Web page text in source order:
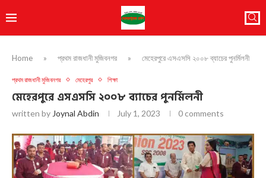
Home » প্রথম রাজধানী মুজিবনগর » মেহেরপুরে এসএসসি ২০০৮ ব্যাচের পুনর্মিলনী
প্রথম রাজধানী মুজিবনগর মেহেরপুর শিক্ষা
মেহেরপুরে এসএসসি ২০০৮ ব্যাচের পুনর্মিলনী
written by Joynal Abdin July 1, 2023 0 comments